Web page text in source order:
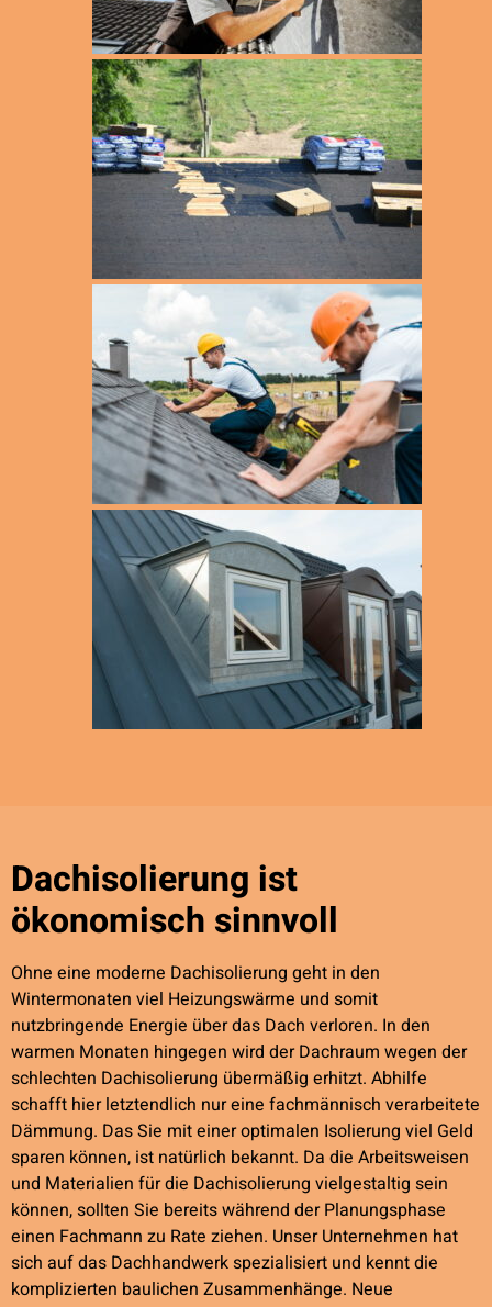
Dachisolierung ist
ökonomisch sinnvoll
Ohne eine moderne Dachisolierung geht in den
Wintermonaten viel Heizungswärme und somit
nutzbringende Energie über das Dach verloren. In den
warmen Monaten hingegen wird der Dachraum wegen der
schlechten Dachisolierung übermäßig erhitzt. Abhilfe
schafft hier letztendlich nur eine fachmännisch verarbeitete
Dämmung. Das Sie mit einer optimalen Isolierung viel Geld
sparen können, ist natürlich bekannt. Da die Arbeitsweisen
und Materialien für die Dachisolierung vielgestaltig sein
können, sollten Sie bereits während der Planungsphase
einen Fachmann zu Rate ziehen. Unser Unternehmen hat
sich auf das Dachhandwerk spezialisiert und kennt die
komplizierten baulichen Zusammenhänge. Neue